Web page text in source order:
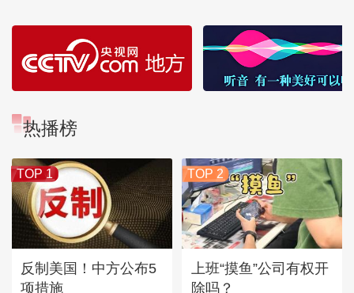
热播榜
TOP 1
反制美国！中方公布5
项措施
TOP 2
上班“摸鱼”公司有权开
除吗？